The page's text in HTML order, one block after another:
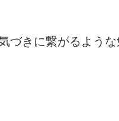
づきに繋がるような